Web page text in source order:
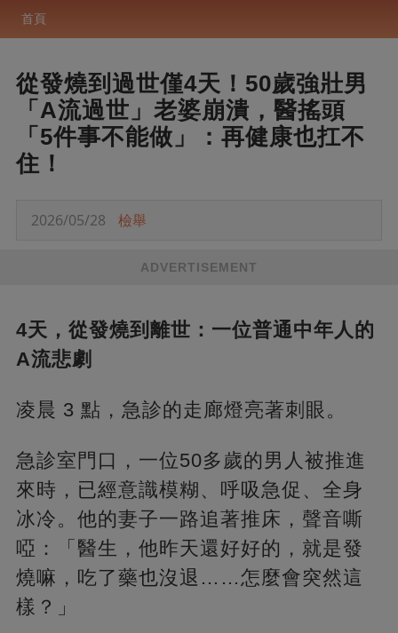
首頁
從發燒到過世僅4天！50歲強壯男
「A流過世」老婆崩潰，醫搖頭
「5件事不能做」：再健康也扛不
住！
2026/05/28 檢舉
ADVERTISEMENT
4天，從發燒到離世：一位普通中年人的
A流悲劇
凌晨 3 點，急診的走廊燈亮著刺眼。
急診室門口，一位50多歲的男人被推進
來時，已經意識模糊、呼吸急促、全身
冰冷。他的妻子一路追著推床，聲音嘶
啞：「醫生，他昨天還好好的，就是發
燒嘛，吃了藥也沒退……怎麼會突然這
樣？」